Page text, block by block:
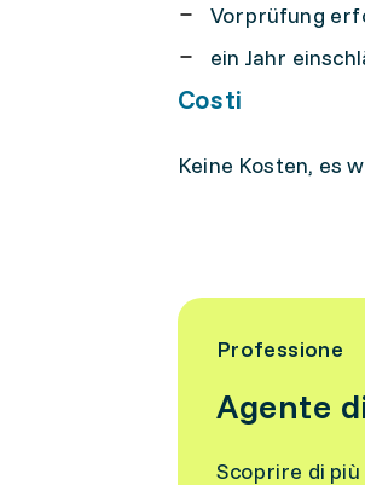
Vorprüfung
ein Jahr
Costi
Keine Kosten, es
Professione
Agente
Scoprire di